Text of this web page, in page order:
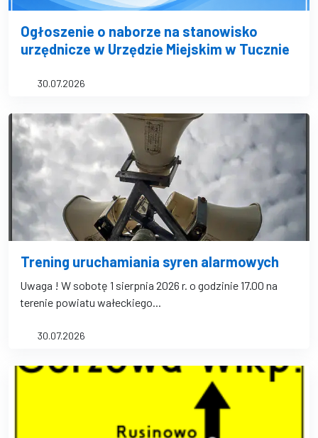
Ogłoszenie o naborze na stanowisko
urzędnicze w Urzędzie Miejskim w Tucznie
30.07.2026
Trening uruchamiania syren alarmowych
Uwaga ! W sobotę 1 sierpnia 2026 r. o godzinie 17.00 na
terenie powiatu wałeckiego...
30.07.2026